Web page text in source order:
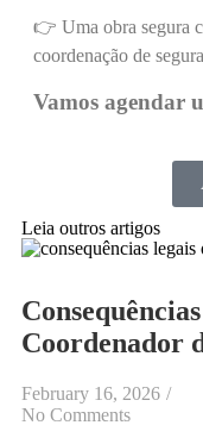
👉 Uma obra segura
coordenação de
Vamos agendar
Leia outros artigos
Coordenador
February 16, 2026 /
No Comments